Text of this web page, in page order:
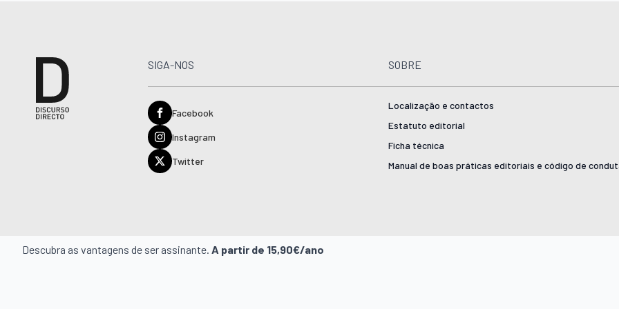
SIGA-NOS
Facebook
Instagram
Twitter
SOBRE
Localização e contactos
Estatuto editorial
Ficha técnica
Manual de boas práticas editoriais e código de
Descubra as vantagens de ser assinante. A partir de 15,90€/ano